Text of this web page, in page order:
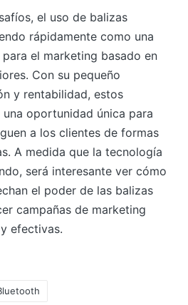
el uso de balizas
rápidamente como una
el marketing basado en
Con su pequeño
y rentabilidad, estos
oportunidad única para
a los clientes de formas
A medida que la tecnología
será interesante ver cómo
el poder de las balizas
campañas de marketing
efectivas.